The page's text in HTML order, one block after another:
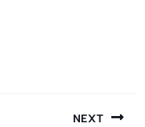
NEXT